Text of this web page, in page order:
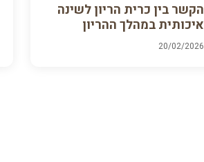
הקשר בין כרית הריון לשינה
איכותית במהלך ההריון
20/02/2026